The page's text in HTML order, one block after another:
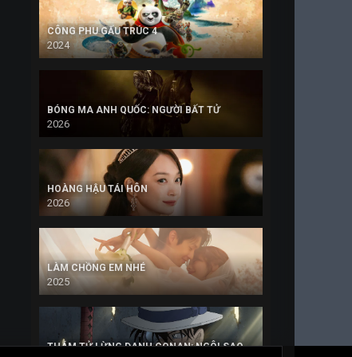
CÔNG PHU GẤU TRÚC 4
2024
BÓNG MA ANH QUỐC: NGƯỜI BẤT TỬ
2026
HOÀNG HẬU TÁI HÔN
2026
LÀM CHỒNG EM NHÉ
2025
THÁM TỬ LỪNG DANH CONAN: NGÔI SAO 5 CÁNH 1 TRIỆU ĐÔ